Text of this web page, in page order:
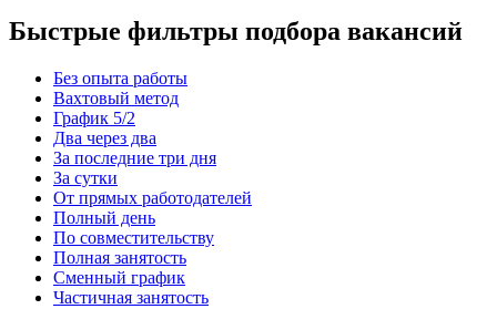
Быстрые фильтры подбора вакансий
Без опыта работы
Вахтовый метод
График 5/2
Два через два
За последние три дня
За сутки
От прямых работодателей
Полный день
По совместительству
Полная занятость
Сменный график
Частичная занятость